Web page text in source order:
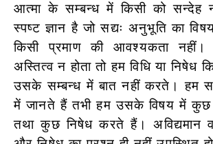
आत्मा के सम्बन्ध में किसी को सन्देह
स्पष्ट ज्ञान है जो सद्यः अनुभूति का
किसी प्रमाण की आवश्यकता
अस्तित्व न होता तो हम विधि या निषेध
उसके सम्बन्ध में बात नहीं करते। हम
में जानते हैं तभी हम उसके विषय में कुछ
तथा कुछ निषेध करते हैं। अविद्यमान